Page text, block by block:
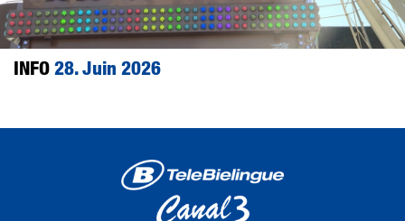
INFO28. Juin 2026